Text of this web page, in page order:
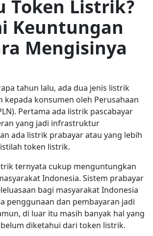
Token Listrik?
Keuntungan
Mengisinya
tahun lalu, ada dua jenis listrik
kepada konsumen oleh Perusahaan
Pertama ada listrik pascabayar
yang jadi infrastruktur
ada listrik prabayar atau yang lebih
token listrik.
ternyata cukup menguntungkan
Indonesia. Sistem prabayar
bagi masyarakat Indonesia
penggunaan dan pembayaran jadi
di luar itu masih banyak hal yang
diketahui dari token listrik.